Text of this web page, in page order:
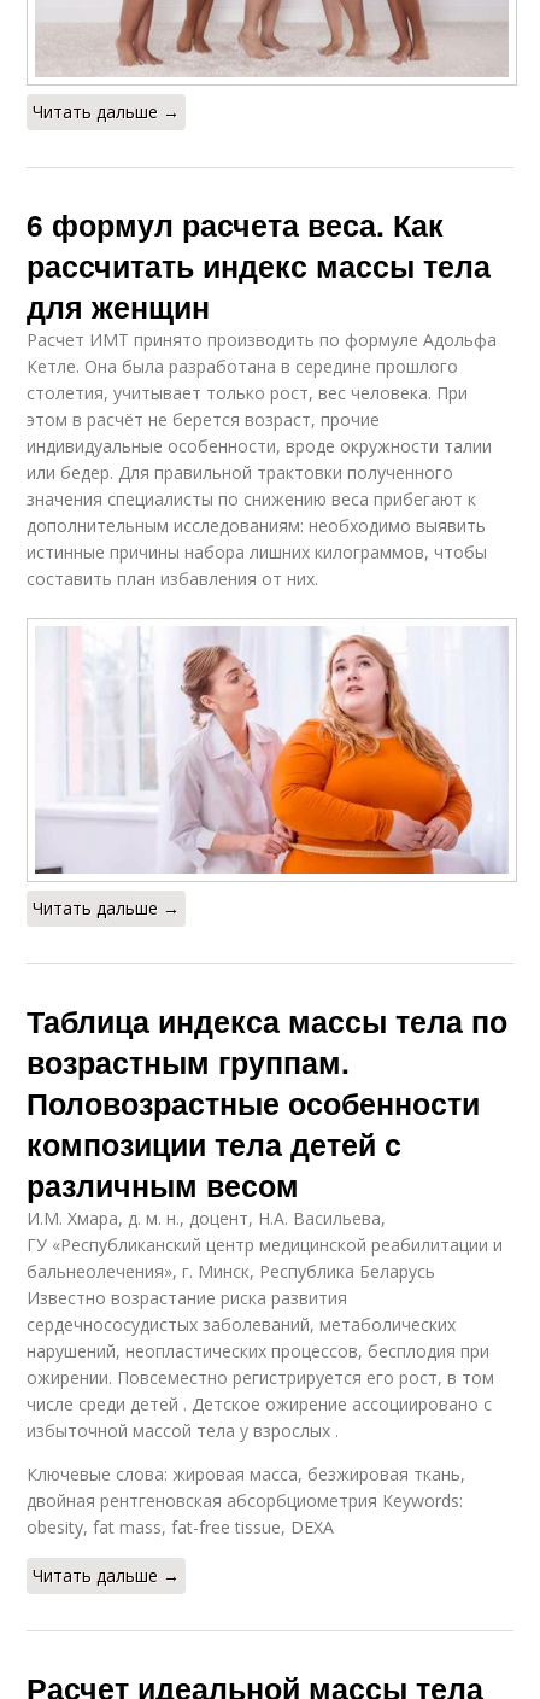
Читать дальше →
6 формул расчета веса. Как
рассчитать индекс массы тела
для женщин
Расчет ИМТ принято производить по формуле Адольфа
Кетле. Она была разработана в середине прошлого
столетия, учитывает только рост, вес человека. При
этом в расчёт не берется возраст, прочие
индивидуальные особенности, вроде окружности талии
или бедер. Для правильной трактовки полученного
значения специалисты по снижению веса прибегают к
дополнительным исследованиям: необходимо выявить
истинные причины набора лишних килограммов, чтобы
составить план избавления от них.
Читать дальше →
Таблица индекса массы тела по
возрастным группам.
Половозрастные особенности
композиции тела детей с
различным весом
И.М. Хмара, д. м. н., доцент, Н.А. Васильева,
ГУ «Республиканский центр медицинской реабилитации и
бальнеолечения», г. Минск, Республика Беларусь
Известно возрастание риска развития
сердечнососудистых заболеваний, метаболических
нарушений, неопластических процессов, бесплодия при
ожирении. Повсеместно регистрируется его рост, в том
числе среди детей . Детское ожирение ассоциировано с
избыточной массой тела у взрослых .
Ключевые слова: жировая масса, безжировая ткань,
двойная рентгеновская абсорбциометрия Keywords:
obesity, fat mass, fat-free tissue, DEXA
Читать дальше →
Расчет идеальной массы тела